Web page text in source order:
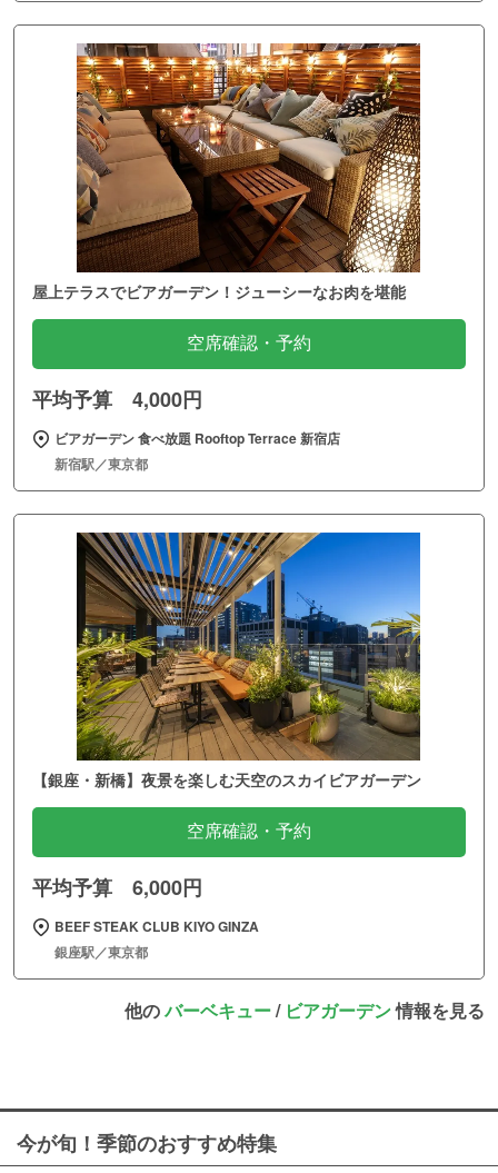
屋上テラスでビアガーデン！ジューシーなお肉を堪能
空席確認・予約
平均予算 4,000円
ビアガーデン 食べ放題 Rooftop Terrace 新宿店
新宿駅／東京都
【銀座・新橋】夜景を楽しむ天空のスカイビアガーデン
空席確認・予約
平均予算 6,000円
BEEF STEAK CLUB KIYO GINZA
銀座駅／東京都
他のバーベキュー/ ビアガーデン情報を見る
今が旬！季節のおすすめ特集